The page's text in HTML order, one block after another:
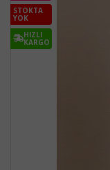
STOKTA
YOK
HIZLI
KARGO